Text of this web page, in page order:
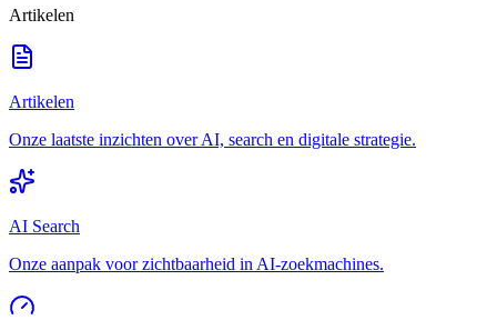
Artikelen
Artikelen
Onze laatste inzichten over AI, search en digitale strategie.
AI Search
Onze aanpak voor zichtbaarheid in AI-zoekmachines.